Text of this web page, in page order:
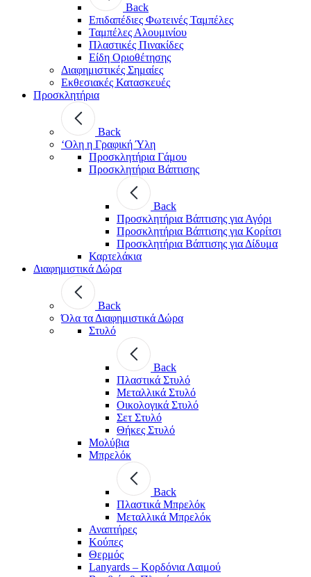
Back
Επιδαπέδιες Φωτεινές Ταμπέλες
Ταμπέλες Αλουμινίου
Πλαστικές Πινακίδες
Είδη Οριοθέτησης
Διαφημιστικές Σημαίες
Εκθεσιακές Κατασκευές
Προσκλητήρια
Back
‘Ολη η Γραφική Ύλη
Προσκλητήρια Γάμου
Προσκλητήρια Βάπτισης
Back
Προσκλητήρια Βάπτισης για Αγόρι
Προσκλητήρια Βάπτισης για Κορίτσι
Προσκλητήρια Βάπτισης για Δίδυμα
Καρτελάκια
Διαφημιστικά Δώρα
Back
Όλα τα Διαφημιστικά Δώρα
Στυλό
Back
Πλαστικά Στυλό
Μεταλλικά Στυλό
Οικολογικά Στυλό
Σετ Στυλό
Θήκες Στυλό
Μολύβια
Μπρελόκ
Back
Πλαστικά Μπρελόκ
Μεταλλικά Μπρελόκ
Αναπτήρες
Κούπες
Θερμός
Lanyards – Kορδόνια Λαιμού